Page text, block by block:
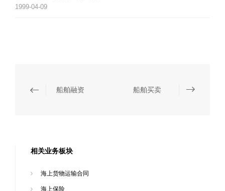
1999-04-09
船舶融资 船舶买卖
相关业务板块
海上货物运输合同
海上保险